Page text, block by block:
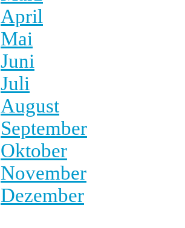
April
Mai
Juni
Juli
August
September
Oktober
November
Dezember